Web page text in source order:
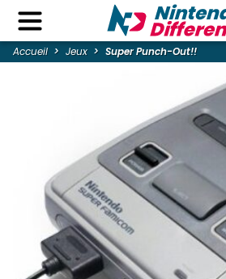
Accueil Jeux Super Punch-Out!!